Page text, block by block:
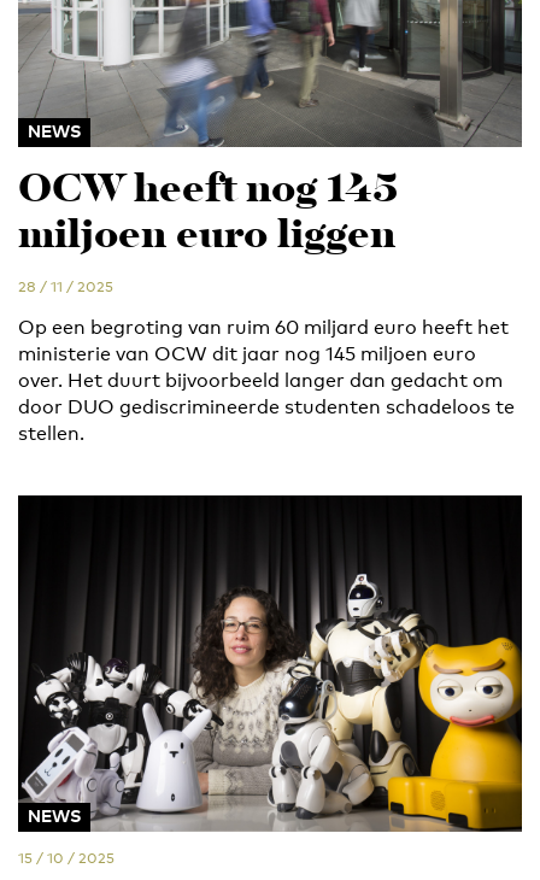
NEWS
OCW heeft nog 145
miljoen euro liggen
28 / 11 / 2025
Op een begroting van ruim 60 miljard euro heeft het
ministerie van OCW dit jaar nog 145 miljoen euro
over. Het duurt bijvoorbeeld langer dan gedacht om
door DUO gediscrimineerde studenten schadeloos te
stellen.
NEWS
15 / 10 / 2025